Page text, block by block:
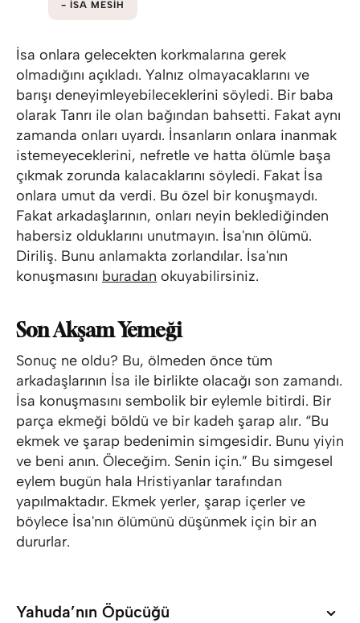
İSA MESİH
İsa onlara gelecekten korkmalarına gerek
olmadığını açıkladı. Yalnız olmayacaklarını ve
barışı deneyimleyebileceklerini söyledi. Bir baba
olarak Tanrı ile olan bağından bahsetti. Fakat aynı
zamanda onları uyardı. İnsanların onlara inanmak
istemeyeceklerini, nefretle ve hatta ölümle başa
çıkmak zorunda kalacaklarını söyledi. Fakat İsa
onlara umut da verdi. Bu özel bir konuşmaydı.
Fakat arkadaşlarının, onları neyin beklediğinden
habersiz olduklarını unutmayın. İsa'nın ölümü.
Diriliş. Bunu anlamakta zorlandılar. İsa'nın
konuşmasını buradan okuyabilirsiniz.
Son Akşam Yemeği
Sonuç ne oldu? Bu, ölmeden önce tüm
arkadaşlarının İsa ile birlikte olacağı son zamandı.
İsa konuşmasını sembolik bir eylemle bitirdi. Bir
parça ekmeği böldü ve bir kadeh şarap alır. “Bu
ekmek ve şarap bedenimin simgesidir. Bunu yiyin
ve beni anın. Öleceğim. Senin için.” Bu simgesel
eylem bugün hala Hristiyanlar tarafından
yapılmaktadır. Ekmek yerler, şarap içerler ve
böylece İsa'nın ölümünü düşünmek için bir an
dururlar.
Yahuda’nın Öpücüğü
Yahuda’nın Öpücüğü